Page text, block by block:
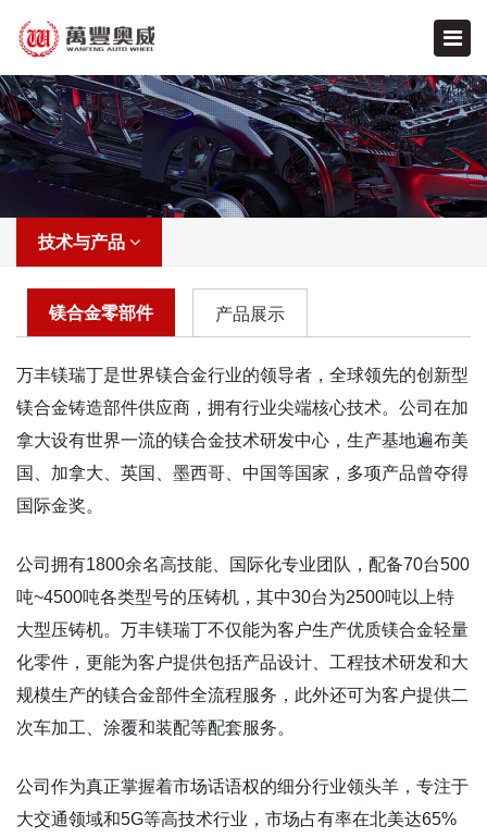
技术与产品
镁合金零部件 产品展示
万丰镁瑞丁是世界镁合金行业的领导者，全球领先的创新型
镁合金铸造部件供应商，拥有行业尖端核心技术。公司在加
拿大设有世界一流的镁合金技术研发中心，生产基地遍布美
国、加拿大、英国、墨西哥、中国等国家，多项产品曾夺得
国际金奖。
公司拥有1800余名高技能、国际化专业团队，配备70台500
吨~4500吨各类型号的压铸机，其中30台为2500吨以上特
大型压铸机。万丰镁瑞丁不仅能为客户生产优质镁合金轻量
化零件，更能为客户提供包括产品设计、工程技术研发和大
规模生产的镁合金部件全流程服务，此外还可为客户提供二
次车加工、涂覆和装配等配套服务。
公司作为真正掌握着市场话语权的细分行业领头羊，专注于
大交通领域和5G等高技术行业，市场占有率在北美达65%